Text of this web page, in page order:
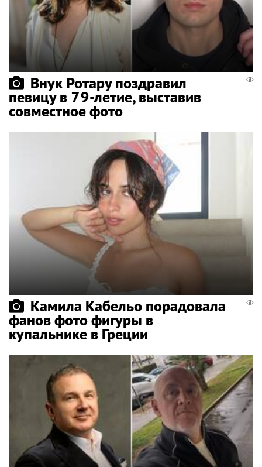
Внук Ротару поздравил
певицу в 79-летие, выставив
совместное фото
Камила Кабельо порадовала
фанов фото фигуры в
купальнике в Греции